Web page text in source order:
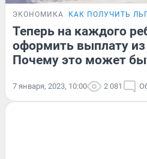
ЭКОНОМИКА КАК ПОЛУЧИТЬ
Теперь на каждого
оформить выплату
Почему это может
7 января, 2023, 10:00 2 081